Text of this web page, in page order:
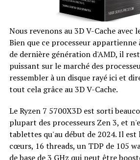
Nous revenons au 3D V-Cache avec
Bien que ce processeur appartienne
de dernière génération d'AMD, il
puissant sur le marché des
ressembler à un disque rayé ici et
tout cela grâce au 3D V-Cache.
Le Ryzen 7 5700X3D est sorti
plupart des processeurs Zen 3, et
tablettes qu'au début de 2024. Il est
cœurs, 16 threads, un TDP de 105
de base de 3 GHz qui peut être